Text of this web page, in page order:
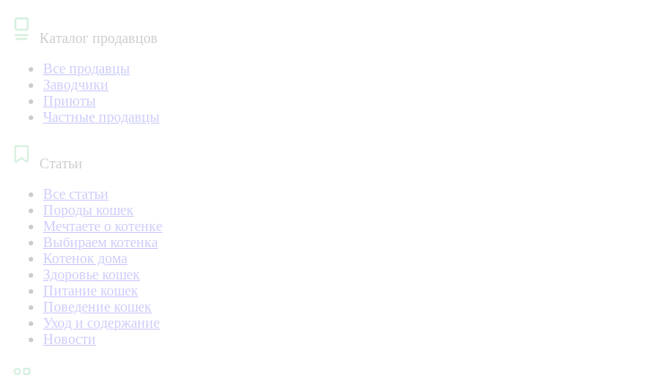
Каталог продавцов
Все продавцы
Заводчики
Приюты
Частные продавцы
Статьи
Все статьи
Породы кошек
Мечтаете о котенке
Выбираем котенка
Котенок дома
Здоровье кошек
Питание кошек
Поведение кошек
Уход и содержание
Новости